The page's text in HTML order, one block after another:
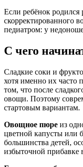
Если ребёнок родился
скорректированного
педиатром: у
С чего
Сладкие соки и
хотя именно их часто
том, что после
овощи. Поэтому
стартовым вариантам.
Овощное пюре из
цветной капусты или
большинства детей,
избыточной прибавке